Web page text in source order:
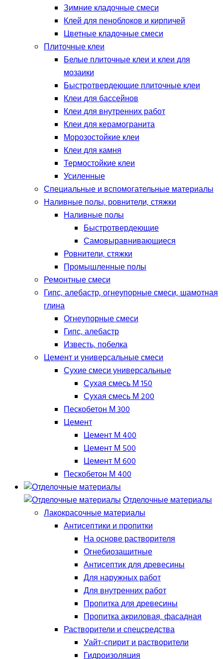
Зимние кладочные смеси
Клей для пеноблоков и кирпичей
Цветные кладочные смеси
Плиточные клеи
Белые плиточные клеи и клеи для
мозаики
Быстротвердеющие плиточные клеи
Клеи для бассейнов
Клеи для внутренних работ
Клеи для керамогранита
Морозостойкие клеи
Клеи для камня
Термостойкие клеи
Усиленные
Специальные и вспомогательные материалы
Наливные полы, ровнители, стяжки
Наливные полы
Быстротвердеющие
Самовыравнивающиеся
Ровнители, стяжки
Промышленные полы
Ремонтные смеси
Гипс, алебастр, огнеупорные смеси, шамотная
глина
Огнеупорные смеси
Гипс, алебастр
Известь, побелка
Цемент и универсальные смеси
Сухие смеси универсальные
Сухая смесь М 150
Сухая смесь М 200
Пескобетон М 300
Цемент
Цемент М 400
Цемент М 500
Цемент М 600
Пескобетон М 400
Отделочные материалы
Лакокрасочные материалы
Антисептики и пропитки
На основе растворителя
Огнебиозащитные
Антисептик для древесины
Для наружных работ
Для внутренних работ
Пропитка для древесины
Пропитка акриловая, фасадная
Растворители и спецсредства
Уайт-спирит и растворители
Гидроизоляция